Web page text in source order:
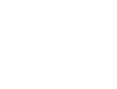
料以预定形态释放出来。
气雾剂产品内使
阀上用来与促动器连接